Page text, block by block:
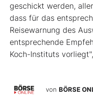
geschickt werden,
dass für das
Reisewarnung des
entsprechende
Koch-Instituts
von BÖRSE